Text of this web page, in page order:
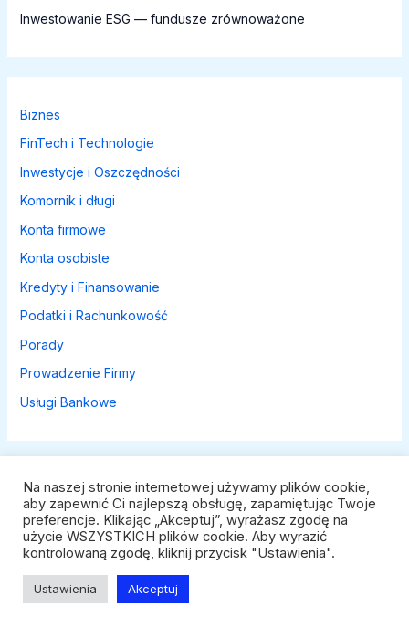
Inwestowanie ESG — fundusze zrównoważone
Biznes
FinTech i Technologie
Inwestycje i Oszczędności
Komornik i długi
Konta firmowe
Konta osobiste
Kredyty i Finansowanie
Podatki i Rachunkowość
Porady
Prowadzenie Firmy
Usługi Bankowe
Polityka prywatności
© 2026 Konta Firmowe. Powered by Konta Firmowe.
Na naszej stronie internetowej używamy plików cookie,
aby zapewnić Ci najlepszą obsługę, zapamiętując Twoje
preferencje. Klikając „Akceptuj”, wyrażasz zgodę na
użycie WSZYSTKICH plików cookie. Aby wyrazić
kontrolowaną zgodę, kliknij przycisk "Ustawienia".
Ustawienia Akceptuj